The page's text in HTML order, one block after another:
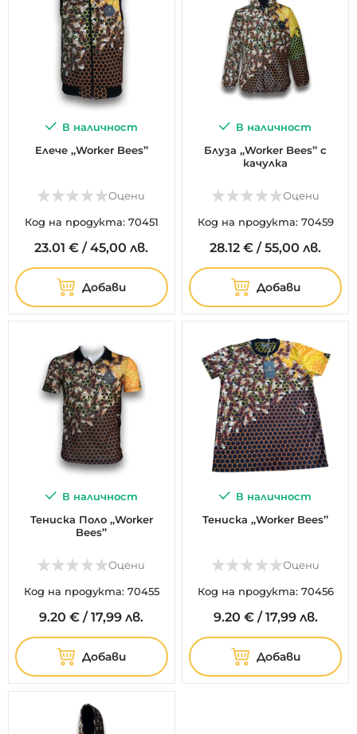
В наличност
Елече ,,Worker Bees’’
Оцени
Код на продукта: 70451
23.01 € /45,00 лв.
Добави
В наличност
Блуза ,,Worker Bees’’ с
качулка
Оцени
Код на продукта: 70459
28.12 € /55,00 лв.
Добави
В наличност
Тениска Поло ,,Worker
Bees’’
Оцени
Код на продукта: 70455
9.20 € /17,99 лв.
Добави
В наличност
Тениска ,,Worker Bees’’
Оцени
Код на продукта: 70456
9.20 €/17,99 лв.
Добави